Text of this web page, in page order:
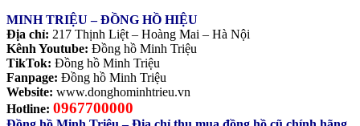
MINH TRIỆU – ĐỒNG HỒ HIỆU
Địa chỉ: 217 Thịnh Liệt – Hoàng Mai – Hà Nội
Kênh Youtube: Đồng hồ Minh Triệu
TikTok: Đồng hồ Minh Triệu
Fanpage: Đồng hồ Minh Triệu
Website: www.donghominhtrieu.vn
Hotline: 0967700000